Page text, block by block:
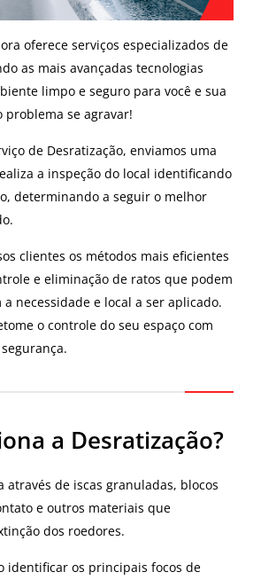
oferece serviços especializados de
as mais avançadas tecnologias
limpo e seguro para você e sua
problema se agravar!
de Desratização, enviamos uma
a inspeção do local identificando
determinando a seguir o melhor
clientes os métodos mais eficientes
e eliminação de ratos que podem
necessidade e local a ser aplicado.
o controle do seu espaço com
a Desratização?
através de iscas granuladas, blocos
e outros materiais que
dos roedores.
identificar os principais focos de